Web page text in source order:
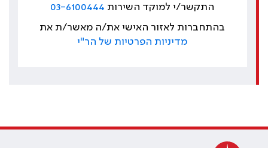
התקשר/י למוקד השירות 03-6100444
בהתחברות לאזור האישי את/ה מאשר/ת את
מדיניות הפרטיות של הר"י